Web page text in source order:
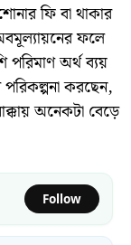
ফি বা থাকার
ফলে
অর্থ ব্যয়
করছেন,
অনেকটা বেড়ে
Follow